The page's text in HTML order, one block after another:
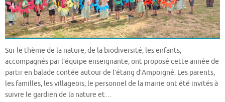
Sur le thème de la nature, de la biodiversité, les enfants,
accompagnés par l’équipe enseignante, ont proposé cette année de
partir en balade contée autour de l’étang d’Ampoigné. Les parents,
les familles, les villageois, le personnel de la mairie ont été invités à
suivre le gardien de la nature et…